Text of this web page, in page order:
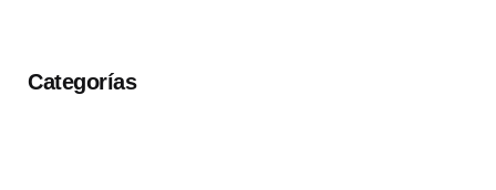
Categorías